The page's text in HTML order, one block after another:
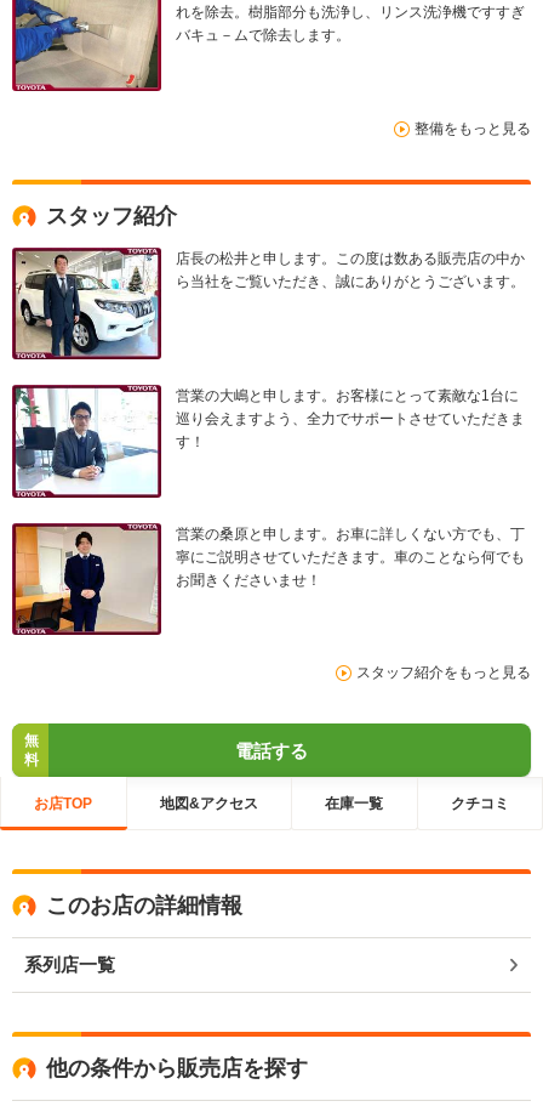
れを除去。樹脂部分も洗浄し、リンス洗浄機ですすぎ
バキュ－ムで除去します。
整備をもっと見る
スタッフ紹介
店長の松井と申します。この度は数ある販売店の中か
ら当社をご覧いただき、誠にありがとうございます。
営業の大嶋と申します。お客様にとって素敵な1台に
巡り会えますよう、全力でサポートさせていただきま
す！
営業の桑原と申します。お車に詳しくない方でも、丁
寧にご説明させていただきます。車のことなら何でも
お聞きくださいませ！
スタッフ紹介をもっと見る
無
料
電話する
お店TOP 地図&アクセス 在庫一覧 クチコミ
このお店の詳細情報
系列店一覧
他の条件から販売店を探す